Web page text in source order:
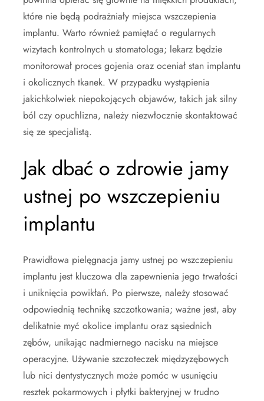
które nie będą podrażniały miejsca wszczepienia
implantu. Warto również pamiętać o regularnych
wizytach kontrolnych u stomatologa; lekarz będzie
monitorował proces gojenia oraz oceniał stan implantu
i okolicznych tkanek. W przypadku wystąpienia
jakichkolwiek niepokojących objawów, takich jak silny
ból czy opuchlizna, należy niezwłocznie skontaktować
się ze specjalistą.
Jak dbać o zdrowie jamy
ustnej po wszczepieniu
implantu
Prawidłowa pielęgnacja jamy ustnej po wszczepieniu
implantu jest kluczowa dla zapewnienia jego trwałości
i uniknięcia powikłań. Po pierwsze, należy stosować
odpowiednią technikę szczotkowania; ważne jest, aby
delikatnie myć okolice implantu oraz sąsiednich
zębów, unikając nadmiernego nacisku na miejsce
operacyjne. Używanie szczoteczek międzyzębowych
lub nici dentystycznych może pomóc w usunięciu
resztek pokarmowych i płytki bakteryjnej w trudno